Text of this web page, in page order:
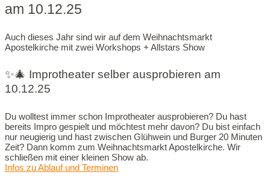
am 10.12.25
Auch dieses Jahr sind wir auf dem Weihnachtsmarkt
Apostelkirche mit zwei Workshops + Allstars Show
✨🎄 Improtheater selber ausprobieren am
10.12.25
Du wolltest immer schon Improtheater ausprobieren? Du hast
bereits Impro gespielt und möchtest mehr davon? Du bist einfach
nur neugierig und hast zwischen Glühwein und Burger 20 Minuten
Zeit? Dann komm zum Weihnachtsmarkt Apostelkirche. Wir
schließen mit einer kleinen Show ab.
Infos zu Ablauf und Terminen